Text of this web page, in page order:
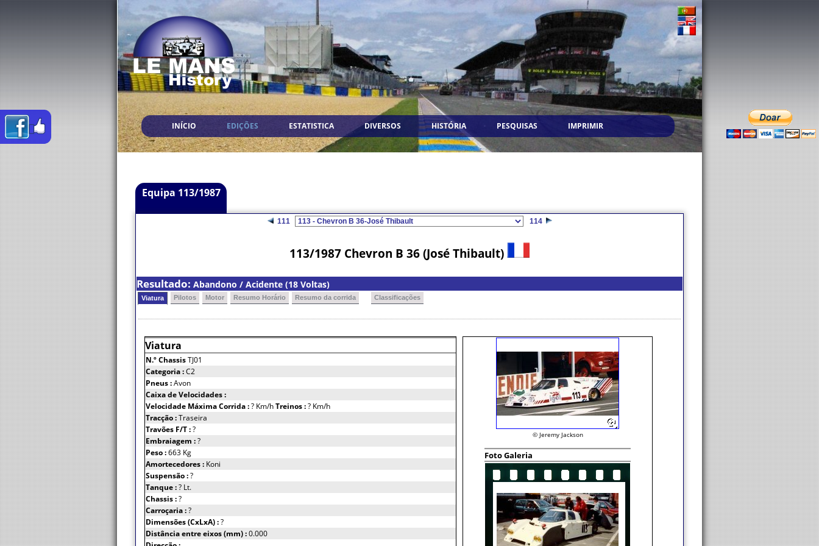
INÍCIO EDIÇÕES ESTATISTICA DIVERSOS HISTÓRIA PESQUISAS IMPRIMIR
Equipa 113/1987
111 114
113/1987 Chevron B 36 (José Thibault)
Resultado: Abandono / Acidente (18 Voltas)
Viatura Pilotos Motor Resumo Horário Resumo da corrida Classificações
Viatura
N.º ChassisTJ01
Categoria :C2
Pneus :Avon
Caixa de Velocidades :
Velocidade Máxima Corrida :? Km/hTreinos :? Km/h
Tracção :Traseira
Travões F/T :?
Embraiagem :?
Peso :663 Kg
Amortecedores : Koni
Suspensão :?
Tanque :? Lt.
Chassis :?
Carroçaria :?
Dimensões (CxLxA) :?
Distância entre eixos (mm) :0.000
© Jeremy Jackson
Foto Galeria